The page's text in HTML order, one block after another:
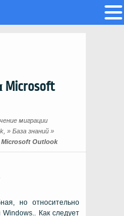
миграции
» База знаний »
Outlook
но относительно
Как следует